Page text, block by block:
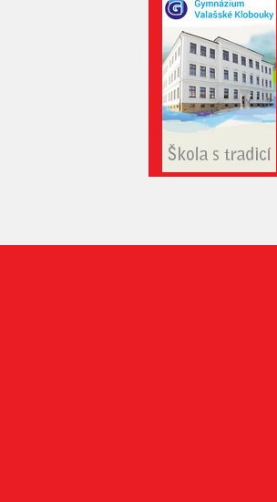
Duben 2021
Březen 2021
Únor 2021
Leden 2021
Prosinec 2020
Listopad 2020
Říjen 2020